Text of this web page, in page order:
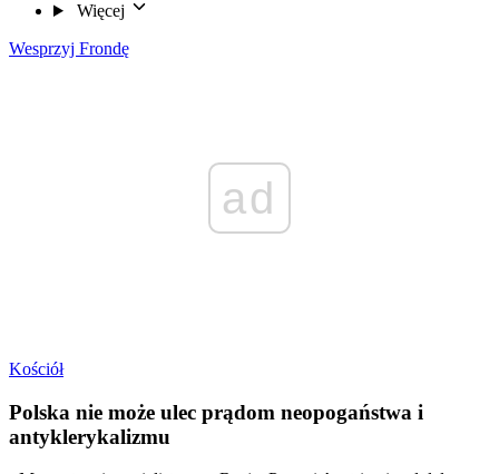
Więcej
Wesprzyj Frondę
ad
Kościół
Polska nie może ulec prądom neopogaństwa i
antyklerykalizmu